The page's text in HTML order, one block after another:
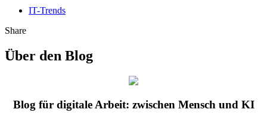
IT-Trends
Share
Über den Blog
Blog für digitale Arbeit: zwischen Mensch und KI